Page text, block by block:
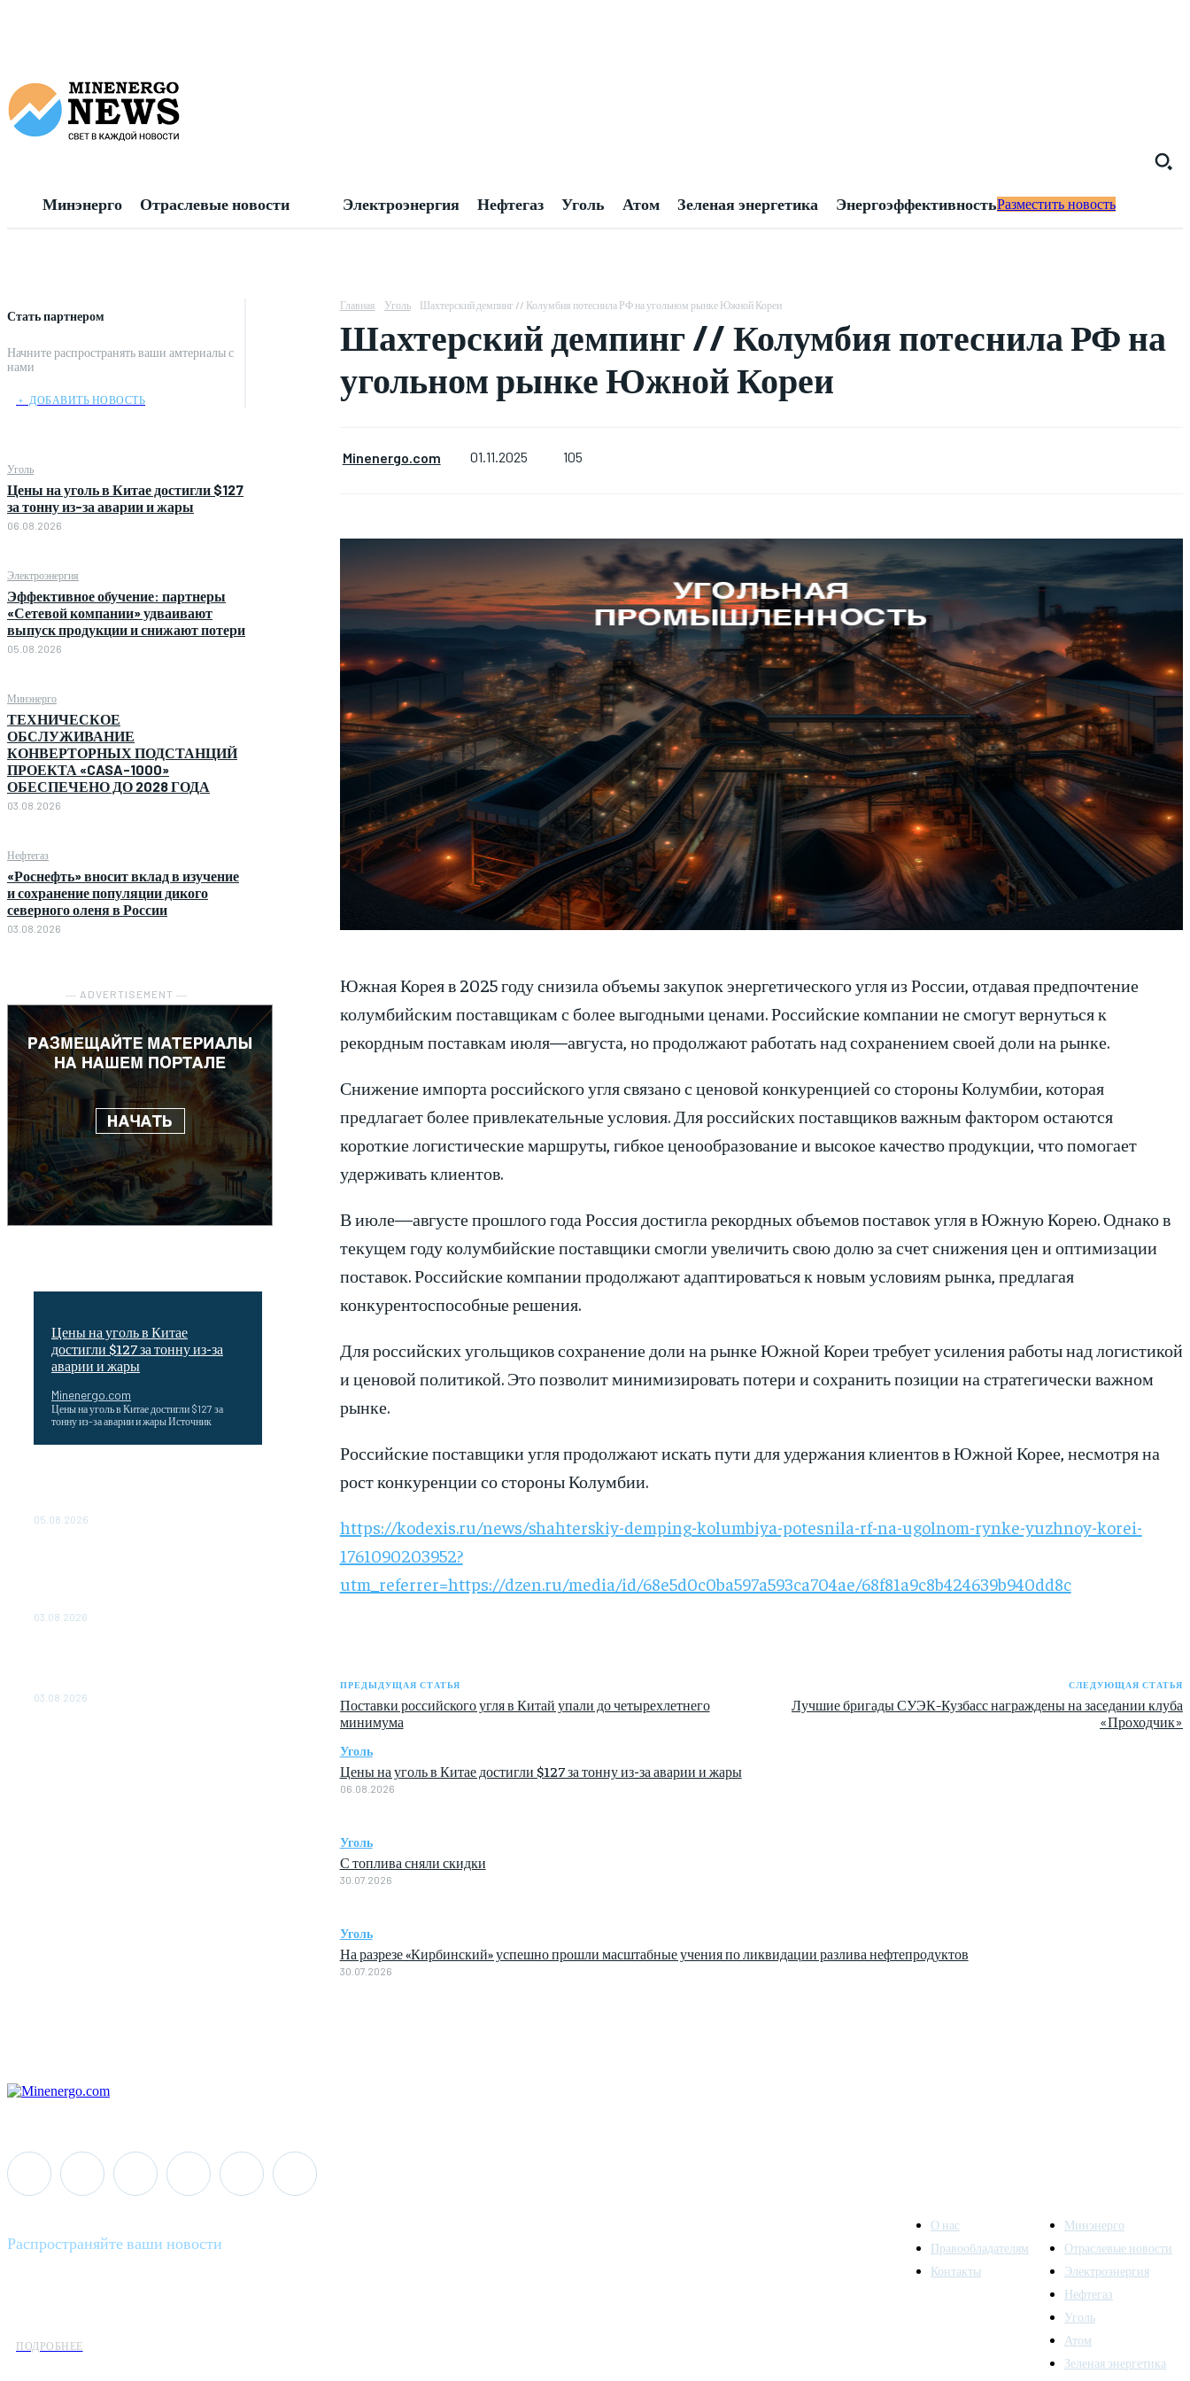
Минэнерго Отраслевые новости Электроэнергия Нефтегаз Уголь Атом Зеленая энергетика ЭнергоэффективностьРазместить новость
Стать партнером
Начните распространять ваши амтериалы с
нами
﹢ ДОБАВИТЬ НОВОСТЬ
Уголь
Цены на уголь в Китае достигли $127
за тонну из-за аварии и жары
06.08.2026
Электроэнергия
Эффективное обучение: партнеры
«Сетевой компании» удваивают
выпуск продукции и снижают потери
05.08.2026
Минэнерго
ТЕХНИЧЕСКОЕ
ОБСЛУЖИВАНИЕ
КОНВЕРТОРНЫХ ПОДСТАНЦИЙ
ПРОЕКТА «CASA-1000»
ОБЕСПЕЧЕНО ДО 2028 ГОДА
03.08.2026
Нефтегаз
«Роснефть» вносит вклад в изучение
и сохранение популяции дикого
северного оленя в России
03.08.2026
― ADVERTISEMENT ―
Цены на уголь в Китае
достигли $127 за тонну из-за
аварии и жары
Minenergo.com
Цены на уголь в Китае достигли $127 за
тонну из-за аварии и жары Источник
05.08.2026
03.08.2026
03.08.2026
Главная Уголь Шахтерский демпинг // Колумбия потеснила РФ на угольном рынке Южной Кореи
Шахтерский демпинг // Колумбия потеснила РФ на
угольном рынке Южной Кореи
Minenergo.com 01.11.2025 105
Южная Корея в 2025 году снизила объемы закупок энергетического угля из России, отдавая предпочтение
колумбийским поставщикам с более выгодными ценами. Российские компании не смогут вернуться к
рекордным поставкам июля—августа, но продолжают работать над сохранением своей доли на рынке.
Снижение импорта российского угля связано с ценовой конкуренцией со стороны Колумбии, которая
предлагает более привлекательные условия. Для российских поставщиков важным фактором остаются
короткие логистические маршруты, гибкое ценообразование и высокое качество продукции, что помогает
удерживать клиентов.
В июле—августе прошлого года Россия достигла рекордных объемов поставок угля в Южную Корею. Однако в
текущем году колумбийские поставщики смогли увеличить свою долю за счет снижения цен и оптимизации
поставок. Российские компании продолжают адаптироваться к новым условиям рынка, предлагая
конкурентоспособные решения.
Для российских угольщиков сохранение доли на рынке Южной Кореи требует усиления работы над логистикой
и ценовой политикой. Это позволит минимизировать потери и сохранить позиции на стратегически важном
рынке.
Российские поставщики угля продолжают искать пути для удержания клиентов в Южной Корее, несмотря на
рост конкуренции со стороны Колумбии.
https://kodexis.ru/news/shahterskiy-demping-kolumbiya-potesnila-rf-na-ugolnom-rynke-yuzhnoy-korei-
1761090203952?
utm_referrer=https://dzen.ru/media/id/68e5d0c0ba597a593ca704ae/68f81a9c8b424639b940dd8c
ПРЕДЫДУЩАЯ СТАТЬЯ
Поставки российского угля в Китай упали до четырехлетнего
минимума
СЛЕДУЮЩАЯ СТАТЬЯ
Лучшие бригады СУЭК-Кузбасс награждены на заседании клуба
«Проходчик»
Уголь
Цены на уголь в Китае достигли $127 за тонну из-за аварии и жары
06.08.2026
Уголь
С топлива сняли скидки
30.07.2026
Уголь
На разрезе «Кирбинский» успешно прошли масштабные учения по ликвидации разлива нефтепродуктов
30.07.2026
Распространяйте ваши новости
ПОДРОБНЕЕ
О нас
Правообладателям
Контакты
Минэнерго
Отраслевые новости
Электроэнергия
Нефтегаз
Уголь
Атом
Зеленая энергетика